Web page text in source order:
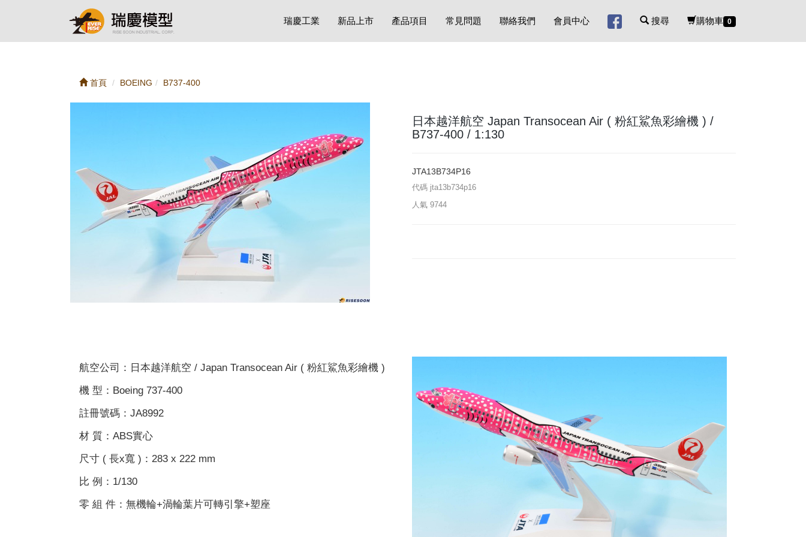
瑞慶工業 新品上市 產品項目 常見問題 聯絡我們 會員中心 搜尋 購物車 0
首頁 BOEING B737-400
日本越洋航空 Japan Transocean Air ( 粉紅鯊魚彩繪機 ) /
B737-400 / 1:130
JTA13B734P16
代碼 jta13b734p16
人氣 9744
航空公司：日本越洋航空 / Japan Transocean Air ( 粉紅鯊魚彩繪機 )
機 型：Boeing 737-400
註冊號碼：JA8992
材 質：ABS實心
尺寸 ( 長x寬 )：283 x 222 mm
比 例：1/130
零 組 件：無機輪+渦輪葉片可轉引擎+塑座